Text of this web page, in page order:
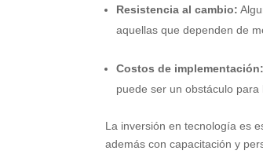
Resistencia al cambio:
aquellas que dependen de
Costos de implementación:
puede ser un obstáculo
La inversión en tecnología es
además con capacitación y